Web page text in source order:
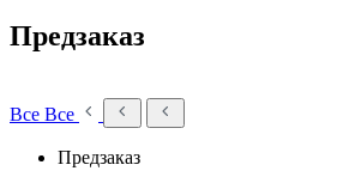
Предзаказ
Все Все
Предзаказ